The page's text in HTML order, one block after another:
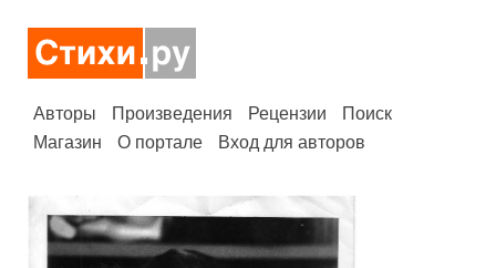
Авторы Произведения Рецензии
Поиск
Магазин
О портале Вход для авторов